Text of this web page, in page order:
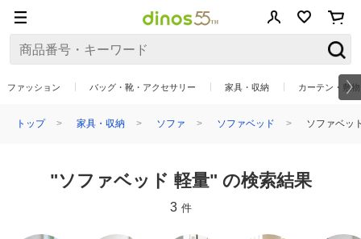
ファッション バッグ・靴・アクセサリー 家具・収納 カーテン・敷
トップ 家具・収納 ソファ ソファベッド ソファベッ
"ソファベッド 軽量" の検索結果
3 件